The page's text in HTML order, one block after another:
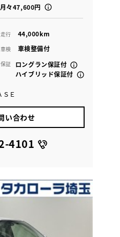
々47,600円
走行 44,000km
車検 車検整備付
保証
ロングラン保証付
ハイブリッド保証付
Ｅ
い合わせ
4101